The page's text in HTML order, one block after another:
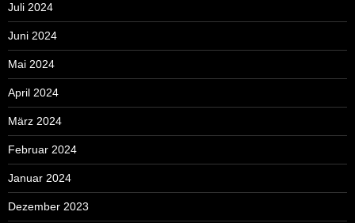
Juli 2024
Juni 2024
Mai 2024
April 2024
März 2024
Februar 2024
Januar 2024
Dezember 2023